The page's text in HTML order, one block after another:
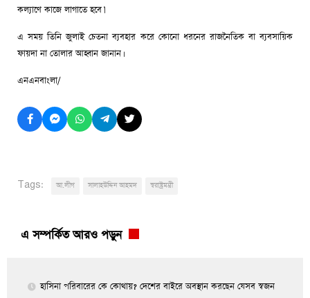
কল্যাণে কাজে লাগাতে হবে।’
এ সময় তিনি জুলাই চেতনা ব্যবহার করে কোনো ধরনের রাজনৈতিক বা ব্যবসায়িক
ফায়দা না তোলার আহ্বান জানান।
এনএনবাংলা/
Tags: আ.লীগ সালাহউদ্দিন আহমদ স্বরাষ্ট্রমন্ত্রী
এ সম্পর্কিত আরও পড়ুন
হাসিনা পরিবারের কে কোথায়? দেশের বাইরে অবস্থান করছেন যেসব স্বজন